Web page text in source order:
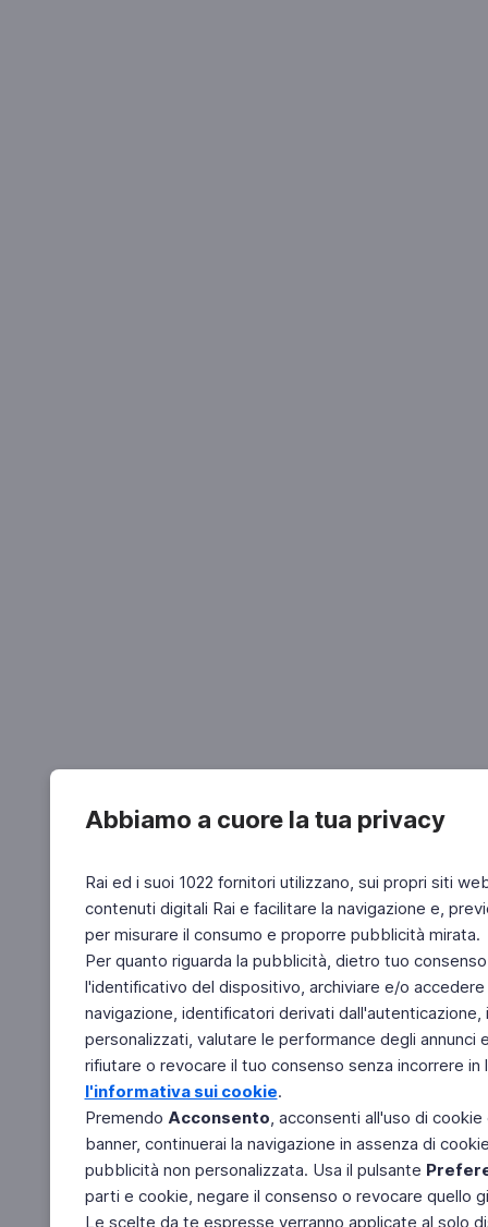
Abbiamo a cuore la tua privacy
Rai ed i suoi 1022 fornitori utilizzano, sui propri siti
contenuti digitali Rai e facilitare la navigazione e,
per misurare il consumo e proporre pubblicità mirata.
Per quanto riguarda la pubblicità, dietro tuo
l'identificativo del dispositivo, archiviare e/o
navigazione, identificatori derivati
personalizzati, valutare le performance degli
rifiutare o revocare il tuo consenso senza incorrere
l'informativa sui cookie.
Premendo Acconsento, acconsenti all'uso di
banner, continuerai la navigazione in assenza di
pubblicità non personalizzata. Usa il pulsante
parti e cookie, negare il consenso o revocare quello
Le scelte da te espresse verranno applicate al solo